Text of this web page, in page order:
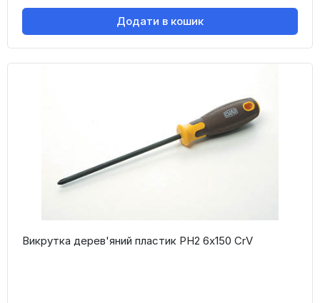
Додати в кошик
Викрутка дерев'яний пластик PH2 6x150 CrV